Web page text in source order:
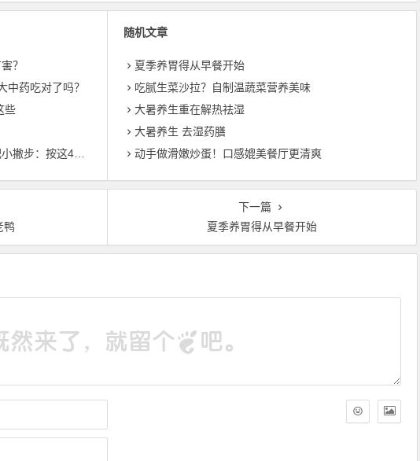
？
药吃对了吗？
些
按这4个耳朵穴位
随机文章
夏季养胃得从早餐开始
吃腻生菜沙拉？自制温蔬菜营养美味
大暑养生重在解热祛湿
大暑养生 去湿药膳
动手做滑嫩炒蛋！口感媲美餐厅更清爽
鸭
下一篇
夏季养胃得从早餐开始